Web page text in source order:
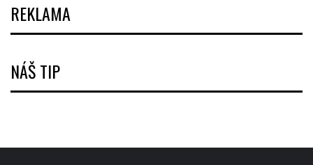
REKLAMA
NÁŠ TIP